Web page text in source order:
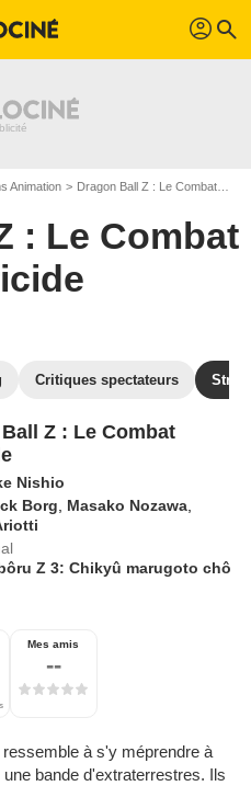
profil search
Animation Dragon Ball Z : Le Combat fratricide
: Le Combat
Critiques spectateurs
Z : Le Combat
Nishio
Borg Masako Nozawa
Z 3: Chikyû marugoto chô
Mes amis
--
à s'y méprendre à
bande d'extraterrestres. Ils